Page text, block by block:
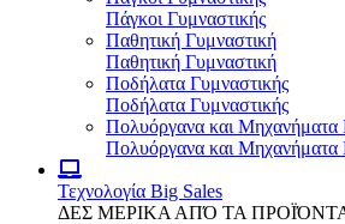
Πάγκοι Γυμναστικής
Παθητική Γυμναστική
Παθητική Γυμναστική
Ποδήλατα Γυμναστικής
Ποδήλατα Γυμναστικής
Πολυόργανα και Μηχανήματα
Πολυόργανα και Μηχανήματα
Τεχνολογία Big Sales
ΔΕΣ ΜΕΡΙΚΑ ΑΠΌ ΤΑ